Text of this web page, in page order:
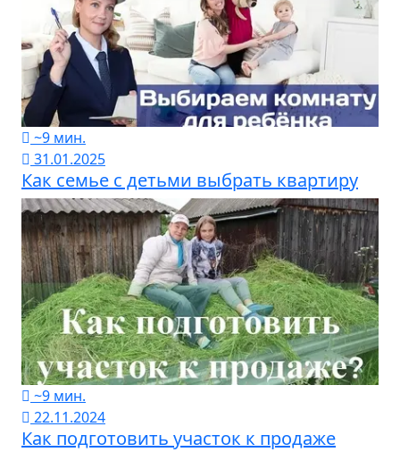
~9 мин.
31.01.2025
Как семье с детьми выбрать квартиру
~9 мин.
22.11.2024
Как подготовить участок к продаже